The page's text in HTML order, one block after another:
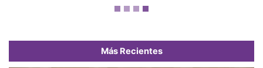
Más Recientes